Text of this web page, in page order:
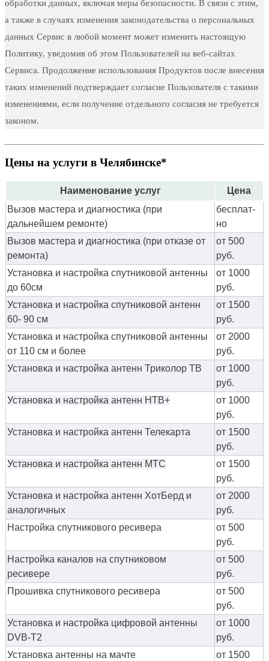
обработки данных, включая меры безопасности. В связи с этим,
а также в случаях изменения законодательства о персональных
данных Сервис в любой момент может изменить настоящую
Политику, уведомив об этом Пользователей на веб-сайтах
Сервиса. Продолжение использования Продуктов после внесения
таких изменений подтверждает согласие Пользователя с такими
изменениями, если получение отдельного согласия не требуется
законом.
Цены на услуги в Челябинске*
Наименование услуг
Цена
Вызов мастера и диагностика (при
дальнейшем ремонте)
бес­плат­
но
Вызов мастера и диагностика (при отказе от
ремонта)
от 500
руб.
Установка и настройка спутниковой антенны
до 60см
от 1000
руб.
Установка и настройка спутниковой антенн
60- 90 см
от 1500
руб.
Установка и настройка спутниковой антенны
от 110 см и более
от 2000
руб.
Установка и настройка антенн Триколор ТВ
от 1000
руб.
Установка и настройка антенн НТВ+
от 1000
руб.
Установка и настройка антенн Телекарта
от 1500
руб.
Установка и настройка антенн МТС
от 1500
руб.
Установка и настройка антенн ХотБерд и
аналогичных
от 2000
руб.
Настройка спутникового ресивера
от 500
руб.
Настройка каналов на спутниковом
ресивере
от 500
руб.
Прошивка спутникового ресивера
от 500
руб.
Установка и настройка цифровой антенны
DVB-T2
от 1000
руб.
Установка антенны на мачте
от 1500